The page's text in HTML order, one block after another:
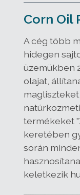
Corn Oil
A cég több
hidegen
üzemükben
olajat,
termékeket
keretében
során
keletkezik